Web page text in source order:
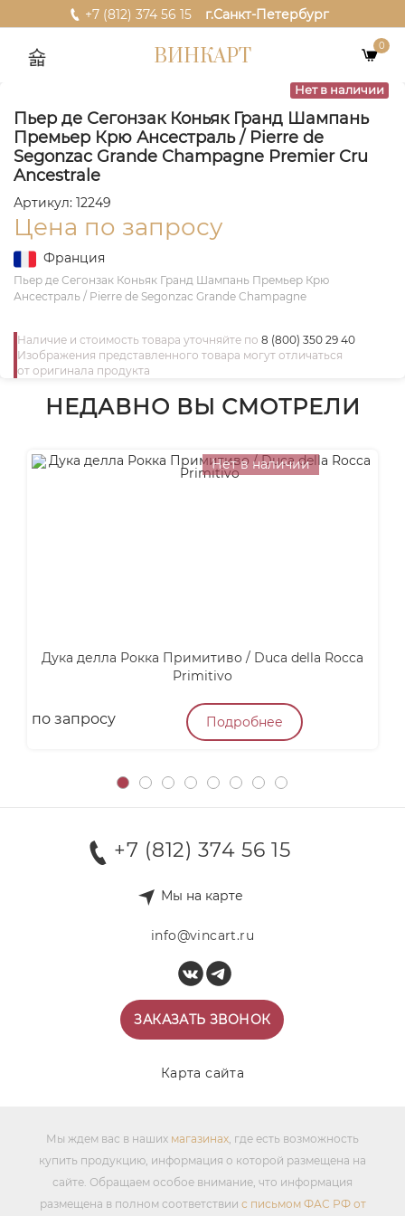
+7 (812) 374 56 15 г.Санкт-Петербург
ВИНКАРТ 0
Нет в наличии
Пьер де Сегонзак Коньяк Гранд Шампань
Премьер Крю Ансестраль / Pierre de
Segonzac Grande Champagne Premier Cru
Ancestrale
Артикул: 12249
Цена по запросу
Франция
Пьер де Сегонзак Коньяк Гранд Шампань Премьер Крю
Ансестраль / Pierre de Segonzac Grande Champagne
Наличие и стоимость товара уточняйте по 8 (800) 350 29 40
Изображения представленного товара могут отличаться
от оригинала продукта
НЕДАВНО ВЫ СМОТРЕЛИ
Нет в наличии
Дука делла Рокка Примитиво / Duca della Rocca
Primitivo
по запросу Подробнее
+7 (812) 374 56 15
Мы на карте
info@vincart.ru
ЗАКАЗАТЬ ЗВОНОК
Карта сайта
Мы ждем вас в наших магазинах, где есть возможность
купить продукцию, информация о которой размещена на
сайте. Обращаем особое внимание, что информация
размещена в полном соответствии с письмом ФАС РФ от